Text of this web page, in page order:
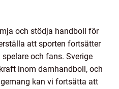
och stödja handboll för
att sporten fortsätter
och fans. Sverige
inom damhandboll, och
kan vi fortsätta att